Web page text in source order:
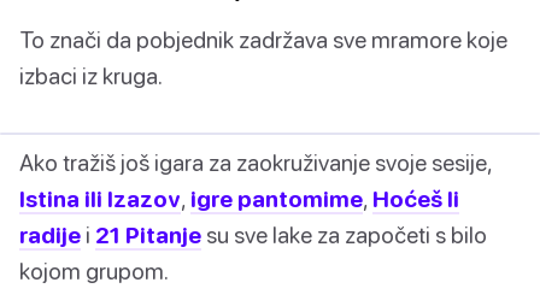
To znači da pobjednik zadržava sve mramore koje
izbaci iz kruga.
Ako tražiš još igara za zaokruživanje svoje sesije,
Istina ili Izazov, igre pantomime, Hoćeš li
radije i 21 Pitanje su sve lake za započeti s bilo
kojom grupom.